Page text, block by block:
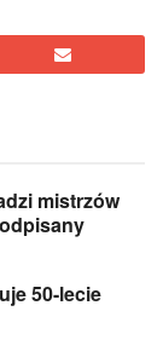
mistrzów
50-lecie